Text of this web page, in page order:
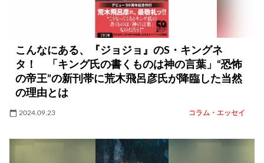
こんなにある、『ジョジョ』のS・キングネ
タ！ 「キング氏の書くものは神の言葉」“恐怖
の帝王”の新刊帯に荒木飛呂彦氏が降臨した当然
の理由とは
2024.09.23 コラム・エッセイ